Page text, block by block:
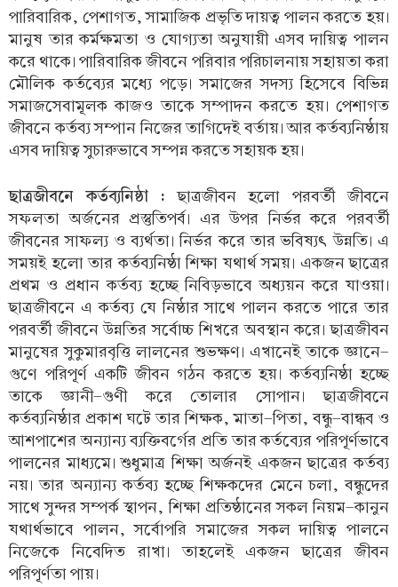
পারিবারিক, পেশাগত, সামাজিক প্রভৃতি দায়ত্ব পালন করতে হয়।
মানুষ তার কর্মক্ষমতা ও যোগ্যতা অনুযায়ী এসব দায়িত্ব পালন
করে থাকে। পারিবারিক জীবনে পরিবার পরিচালনায় সহায়তা করা
মৌলিক কর্তব্যের মধ্যে পড়ে। সমাজের সদস্য হিসেবে বিভিন্ন
সমাজসেবামূলক কাজও তাকে সম্পাদন করতে হয়। পেশাগত
জীবনে কর্তব্য সম্পান নিজের তাগিদেই বর্তায়। আর কর্তব্যনিষ্ঠায়
এসব দায়িত্ব সুচারুভাবে সম্পন্ন করতে সহায়ক হয়।
ছাত্রজীবনে কর্তব্যনিষ্ঠা : ছাত্রজীবন হলো পরবর্তী জীবনে
সফলতা অর্জনের প্রস্তুতিপর্ব। এর উপর নির্ভর করে পরবর্তী
জীবনের সাফল্য ও ব্যর্থতা। নির্ভর করে তার ভবিষ্যৎ উন্নতি। এ
সময়ই হলো তার কর্তব্যনিষ্ঠা শিক্ষা যথার্থ সময়। একজন ছাত্রের
প্রথম ও প্রধান কর্তব্য হচ্ছে নিবিড়ভাবে অধ্যয়ন করে যাওয়া।
ছাত্রজীবনে এ কর্তব্য যে নিষ্ঠার সাথে পালন করতে পারে তার
পরবর্তী জীবনে উন্নতির সর্বোচ্চ শিখরে অবস্থান করে। ছাত্রজীবন
মানুষের সুকুমারবৃত্তি লালনের শুভক্ষণ। এখানেই তাকে জ্ঞানে-
গুণে পরিপূর্ণ একটি জীবন গঠন করতে হয়। কর্তব্যনিষ্ঠা হচ্ছে
তাকে জ্ঞানী-গুণী করে তোলার সোপান। ছাত্রজীবনে
কর্তব্যনিষ্ঠার প্রকাশ ঘটে তার শিক্ষক, মাতা-পিতা, বন্ধু-বান্ধব ও
আশপাশের অন্যান্য ব্যক্তিবর্গের প্রতি তার কর্তব্যের পরিপূর্ণভাবে
পালনের মাধ্যমে। শুধুমাত্র শিক্ষা অর্জনই একজন ছাত্রের কর্তব্য
নয়। তার অন্যান্য কর্তব্য হচ্ছে শিক্ষকদের মেনে চলা, বন্ধুদের
সাথে সুন্দর সম্পর্ক স্থাপন, শিক্ষা প্রতিষ্ঠানের সকল নিয়ম-কানুন
যথার্থভাবে পালন, সর্বোপরি সমাজের সকল দায়িত্ব পালনে
নিজেকে নিবেদিত রাখা। তাহলেই একজন ছাত্রের জীবন
পরিপূর্ণতা পায়।